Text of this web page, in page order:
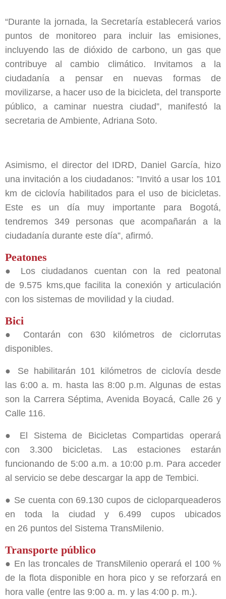
“Durante la jornada, la Secretaría establecerá varios
puntos de monitoreo para incluir las emisiones,
incluyendo las de dióxido de carbono, un gas que
contribuye al cambio climático. Invitamos a la
ciudadanía a pensar en nuevas formas de
movilizarse, a hacer uso de la bicicleta, del transporte
público, a caminar nuestra ciudad”, manifestó la
secretaria de Ambiente, Adriana Soto.
Asimismo, el director del IDRD, Daniel García, hizo
una invitación a los ciudadanos: ”Invitó a usar los 101
km de ciclovía habilitados para el uso de bicicletas.
Este es un día muy importante para Bogotá,
tendremos 349 personas que acompañarán a la
ciudadanía durante este día”, afirmó.
Peatones
● Los ciudadanos cuentan con la red peatonal
de 9.575 kms,que facilita la conexión y articulación
con los sistemas de movilidad y la ciudad.
Bici
● Contarán con 630 kilómetros de ciclorrutas
disponibles.
● Se habilitarán 101 kilómetros de ciclovía desde
las 6:00 a. m. hasta las 8:00 p.m. Algunas de estas
son la Carrera Séptima, Avenida Boyacá, Calle 26 y
Calle 116.
● El Sistema de Bicicletas Compartidas operará
con 3.300 bicicletas. Las estaciones estarán
funcionando de 5:00 a.m. a 10:00 p.m. Para acceder
al servicio se debe descargar la app de Tembici.
● Se cuenta con 69.130 cupos de cicloparqueaderos
en toda la ciudad y 6.499 cupos ubicados
en 26 puntos del Sistema TransMilenio.
Transporte público
● En las troncales de TransMilenio operará el 100 %
de la flota disponible en hora pico y se reforzará en
hora valle (entre las 9:00 a. m. y las 4:00 p. m.).